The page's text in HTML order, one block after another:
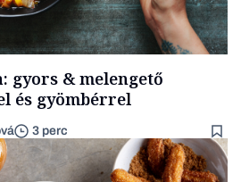
gyors & melengető
és gyömbérrel
3 perc